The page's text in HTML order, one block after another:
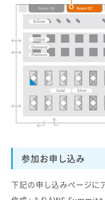
参加お申し込み
下記の申し込みページに